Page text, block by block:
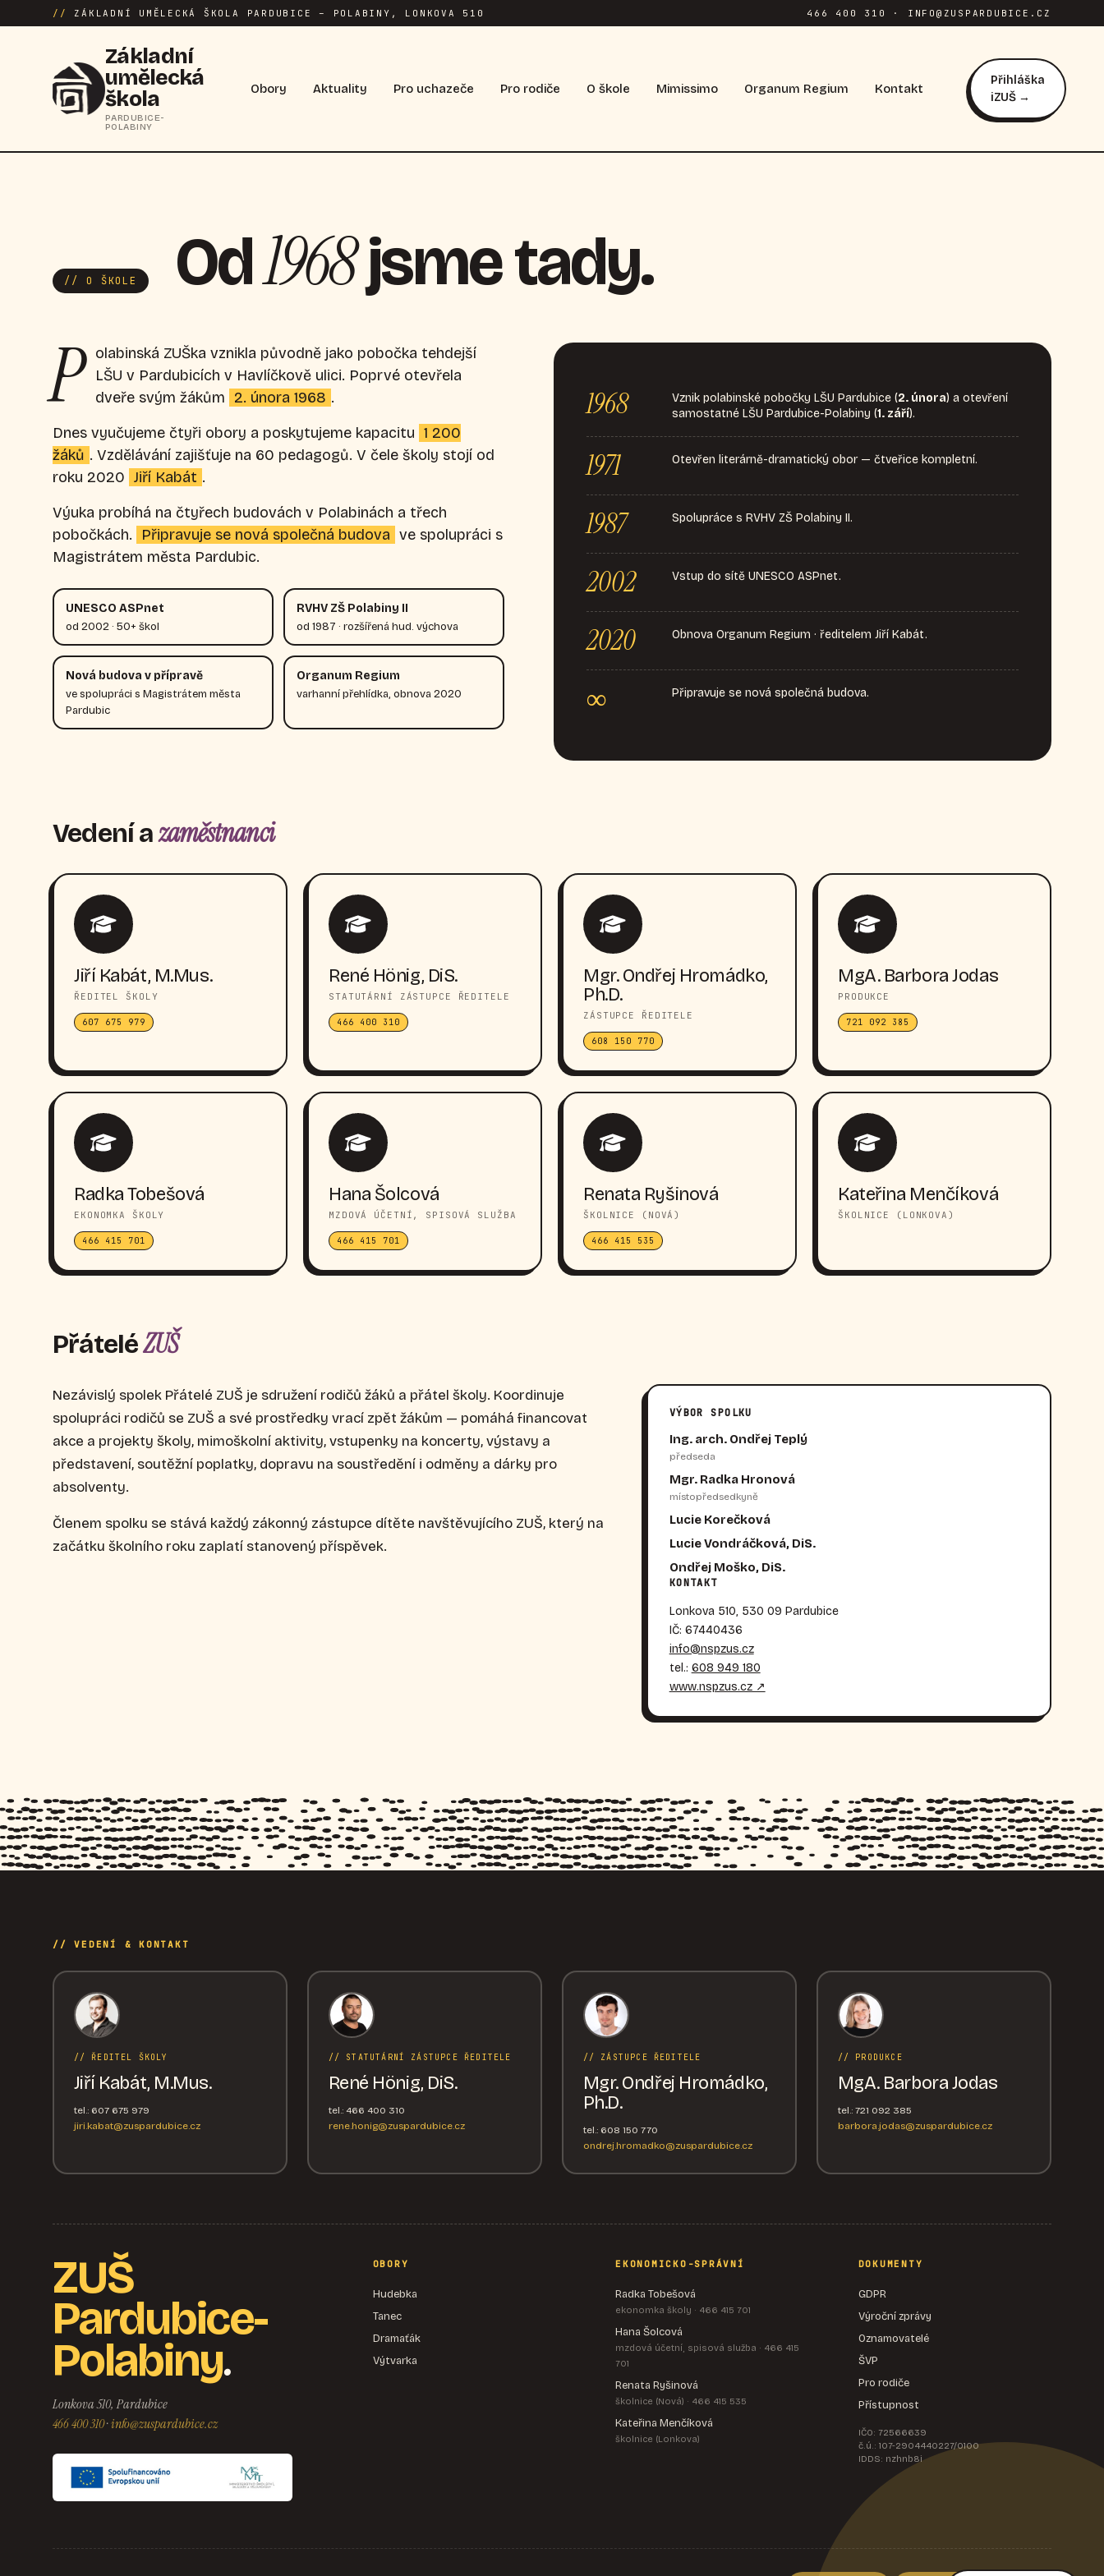
// ZÁKLADNÍ UMĚLECKÁ ŠKOLA PARDUBICE – POLABINY, LONKOVA 510 466 400 310 · INFO@ZUSPARDUBICE.CZ
Základní
umělecká
škola
PARDUBICE-
POLABINY
Obory Aktuality Pro uchazeče Pro rodiče O škole Mimissimo Organum Regium Kontakt
Přihláška
iZUŠ →
// O ŠKOLE Od1968jsme tady.
P
olabinská ZUŠka vznikla původně jako pobočka tehdejší
LŠU v Pardubicích v Havlíčkově ulici. Poprvé otevřela
dveře svým žákům 2. února 1968 .
Dnes vyučujeme čtyři obory a poskytujeme kapacitu 1 200
žáků . Vzdělávání zajišťuje na 60 pedagogů. V čele školy stojí od
roku 2020 Jiří Kabát .
Výuka probíhá na čtyřech budovách v Polabinách a třech
pobočkách.
Připravuje se nová společná budova ve spolupráci s
Magistrátem města Pardubic.
UNESCO ASPnet
od 2002 · 50+ škol
RVHV ZŠ Polabiny II
od 1987 · rozšířená hud. výchova
Nová budova v přípravě
ve spolupráci s Magistrátem města
Pardubic
Organum Regium
varhanní přehlídka, obnova 2020
1968 Vznik polabinské pobočky LŠU Pardubice (2. února) a otevření
samostatné LŠU Pardubice-Polabiny (1. září).
1971 Otevřen literárně-dramatický obor — čtveřice kompletní.
1987 Spolupráce s RVHV ZŠ Polabiny II.
2002 Vstup do sítě UNESCO ASPnet.
2020 Obnova Organum Regium · ředitelem Jiří Kabát.
∞ Připravuje se nová společná budova.
Vedení azaměstnanci
Jiří Kabát, M.Mus.
ŘEDITEL ŠKOLY
607 675 979
René Hönig, DiS.
STATUTÁRNÍ ZÁSTUPCE ŘEDITELE
466 400 310
Mgr. Ondřej Hromádko,
Ph.D.
ZÁSTUPCE ŘEDITELE
608 150 770
MgA. Barbora Jodas
PRODUKCE
721 092 385
Radka Tobešová
EKONOMKA ŠKOLY
466 415 701
Hana Šolcová
MZDOVÁ ÚČETNÍ, SPISOVÁ SLUŽBA
466 415 701
Renata Ryšinová
ŠKOLNICE (NOVÁ)
466 415 535
Kateřina Menčíková
ŠKOLNICE (LONKOVA)
PřáteléZUŠ
Nezávislý spolek Přátelé ZUŠ je sdružení rodičů žáků a přátel školy. Koordinuje
spolupráci rodičů se ZUŠ a své prostředky vrací zpět žákům — pomáhá financovat
akce a projekty školy, mimoškolní aktivity, vstupenky na koncerty, výstavy a
představení, soutěžní poplatky, dopravu na soustředění i odměny a dárky pro
absolventy.
Členem spolku se stává každý zákonný zástupce dítěte navštěvujícího ZUŠ, který na
začátku školního roku zaplatí stanovený příspěvek.
VÝBOR SPOLKU
Ing. arch. Ondřej Teplý
předseda
Mgr. Radka Hronová
místopředsedkyně
Lucie Korečková
Lucie Vondráčková, DiS.
Ondřej Moško, DiS.
KONTAKT
Lonkova 510, 530 09 Pardubice
IČ: 67440436
info@nspzus.cz
tel.: 608 949 180
www.nspzus.cz ↗
// VEDENÍ & KONTAKT
// ŘEDITEL ŠKOLY
Jiří Kabát, M.Mus.
tel.: 607 675 979
jiri.kabat@zuspardubice.cz
// STATUTÁRNÍ ZÁSTUPCE ŘEDITELE
René Hönig, DiS.
tel.: 466 400 310
rene.honig@zuspardubice.cz
// ZÁSTUPCE ŘEDITELE
Mgr. Ondřej Hromádko,
Ph.D.
tel.: 608 150 770
ondrej.hromadko@zuspardubice.cz
// PRODUKCE
MgA. Barbora Jodas
tel.: 721 092 385
barbora.jodas@zuspardubice.cz
ZUŠ
Pardubice-
Polabiny.
Lonkova 510, Pardubice
466 400 310·info@zuspardubice.cz
OBORY
Hudebka
Tanec
Dramaťák
Výtvarka
EKONOMICKO-SPRÁVNÍ
Radka Tobešová
ekonomka školy · 466 415 701
Hana Šolcová
mzdová účetní, spisová služba · 466 415
701
Renata Ryšinová
školnice (Nová) · 466 415 535
Kateřina Menčíková
školnice (Lonkova)
DOKUMENTY
GDPR
Výroční zprávy
Oznamovatelé
ŠVP
Pro rodiče
Přístupnost
IČO: 72566639
č.ú.: 107-2904440227/0100
IDDS: nzhnb8i